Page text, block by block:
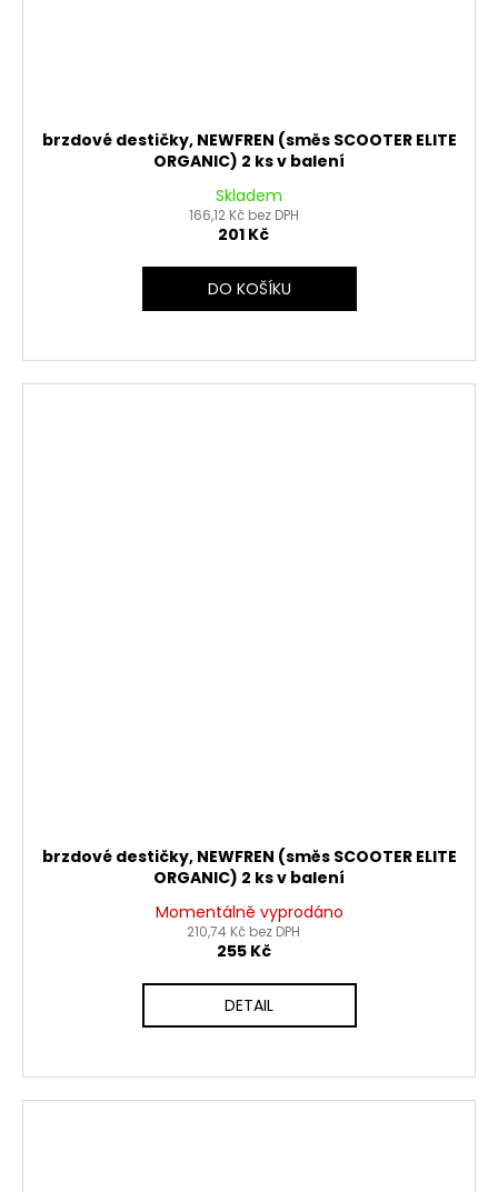
brzdové destičky, NEWFREN (směs SCOOTER ELITE
ORGANIC) 2 ks v balení
Skladem
166,12 Kč bez DPH
201 Kč
DO KOŠÍKU
brzdové destičky, NEWFREN (směs SCOOTER ELITE
ORGANIC) 2 ks v balení
Momentálně vyprodáno
210,74 Kč bez DPH
255 Kč
DETAIL